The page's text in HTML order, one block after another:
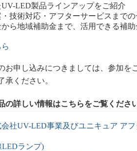
LED製品ラインアップをご紹介
技術対応・アフターサービスまで
ら地域補助金まで、活用できる補
お申し込みにつきましては、参加を
承ください。
の詳しい情報はこちらをご覧くださ
社UV-LED事業及びユニキュア ア
ランプ)